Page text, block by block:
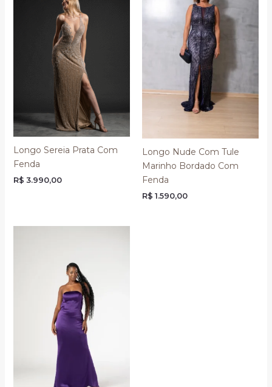
Longo Sereia Prata Com
Fenda
R$ 3.990,00
Longo Nude Com Tule
Marinho Bordado Com
Fenda
R$ 1.590,00